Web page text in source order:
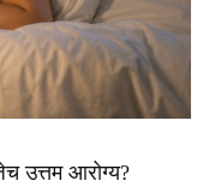
उत्तम आरोग्य?